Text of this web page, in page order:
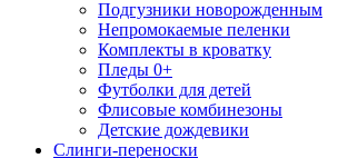
Подгузники новорожденным
Непромокаемые пеленки
Комплекты в кроватку
Пледы 0+
Футболки для детей
Флисовые комбинезоны
Детские дождевики
Слинги-переноски